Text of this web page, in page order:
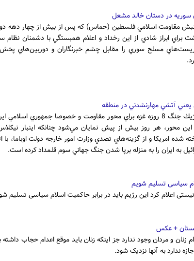
در دستان خالد مشعل
مقاومت اسلامي فلسطين (حماس) که پس از بيش از چهار دهه
براي ابراز شادي از اين رخداد و اعلام همبستگي با دشمنان نظام
مسلح سوري را مقابل چشم خبرنگاران و دوربين‌هاي
يعني آتشي مهارنشدني در منطقه
دست‌آوردهاي استراتژيك جنگ 8 روزه غزه براي محور مقاومت و خصوصا جمهوري اسلامي
محور، هر روز بيش از پيش نمايان مي‌شود چنانكه اينبار
شده امريكا و از گزينه‌هاي تصدي وزارت امور خارجه دولت اوباما،‌ با
به ايران را به منزله برپا شدن جنگ جهاني سوم قلمداد كرده است.
سیاسی تسلیم شویم
اعلام کرد این رژیم باید در برابر حاکمیت اسلام سیاسی تسلیم
+ عکس
زنان و مردان وجود ندارد جز اينکه زنان بايد موقع اعدام حجاب داشته
ندارد به آنها نزديک شود.